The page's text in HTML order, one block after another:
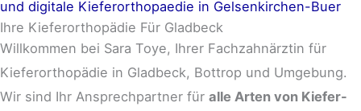
Ihre Kieferorthopädie Für Gladbeck
Willkommen bei Sara Toye, Ihrer Fachzahnärztin für
Kieferorthopädie in Gladbeck, Bottrop und Umgebung.
Wir sind Ihr Ansprechpartner für alle Arten von Kiefer-